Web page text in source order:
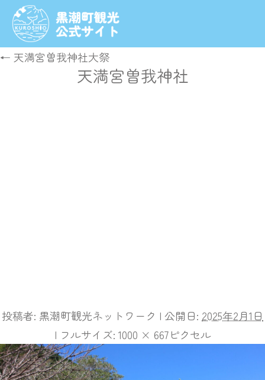
← 天満宮曽我神社大祭
天満宮曽我神社
投稿者: 黒潮町観光ネットワーク | 公開日: 2025年2月1日
| フルサイズ: 1000 × 667ピクセル